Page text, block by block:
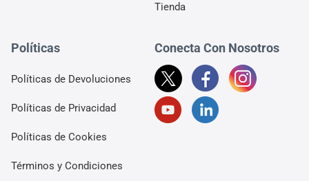
Tienda
Políticas
Políticas de Devoluciones
Políticas de Privacidad
Políticas de Cookies
Términos y Condiciones
Conecta Con Nosotros